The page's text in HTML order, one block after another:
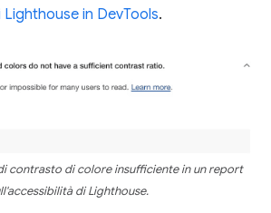
in DevTools.
contrasto di colore insufficiente in un report
di Lighthouse.